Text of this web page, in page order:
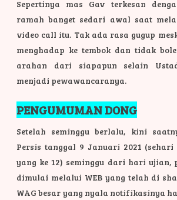
Sepertinya mas Gav terkesan
ramah banget sedari awal saat
video call itu. Tak ada rasa gugup
menghadap ke tembok dan tidak
arahan dari siapapun selain
menjadi pewawancaranya.
PENGUMUMAN DONG
Setelah seminggu berlalu, kini
Persis tanggal 9 Januari 2021
yang ke 12) seminggu dari hari ujian,
dimulai melalui WEB yang telah di
WAG besar yang nyala notifikasinya